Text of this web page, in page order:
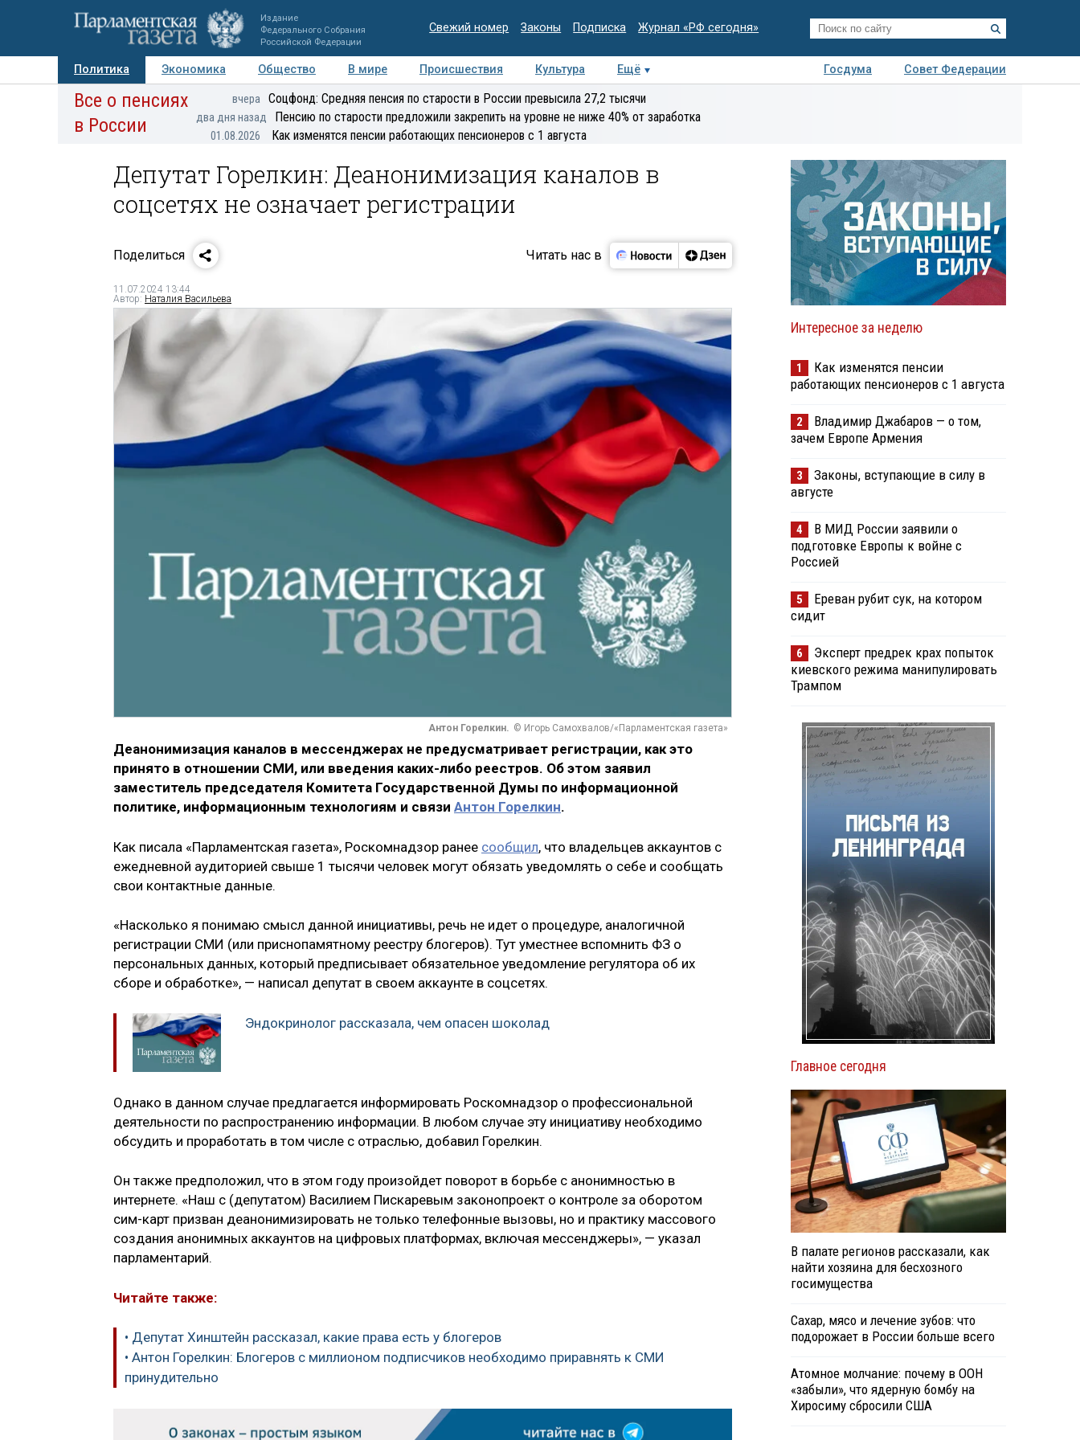
Издание
Федерального Собрания
Российской Федерации
Свежий номер Законы Подписка Журнал «РФ сегодня»
Политика Экономика Общество В мире Происшествия Культура Ещё Госдума
Совет Федерации
Авторы Персоны Мнения Регионы Медиацентр Интервью Колумнисты
экспертиза
Все о пенсиях
в России
вчера Соцфонд: Средняя пенсия по старости в России превысила 27,2 тысячи
два дня назад Пенсию по старости предложили закрепить на уровне не ниже 40% от заработка
01.08.2026 Как изменятся пенсии работающих пенсионеров с 1 августа
Депутат Горелкин: Деанонимизация каналов в
соцсетях не означает регистрации
Поделиться Читать нас в
11.07.2024 13:44
Автор: Наталия Васильева
Антон Горелкин. © Игорь Самохвалов/«Парламентская газета»
Деанонимизация каналов в мессенджерах не предусматривает регистрации, как это
принято в отношении СМИ, или введения каких-либо реестров. Об этом заявил
заместитель председателя Комитета Государственной Думы по информационной
политике, информационным технологиям и связи Антон Горелкин.
Как писала «Парламентская газета», Роскомнадзор ранее сообщил, что владельцев аккаунтов с
ежедневной аудиторией свыше 1 тысячи человек могут обязать уведомлять о себе и сообщать
свои контактные данные.
«Насколько я понимаю смысл данной инициативы, речь не идет о процедуре, аналогичной
регистрации СМИ (или приснопамятному реестру блогеров). Тут уместнее вспомнить ФЗ о
персональных данных, который предписывает обязательное уведомление регулятора об их
сборе и обработке», — написал депутат в своем аккаунте в соцсетях.
Эндокринолог рассказала, чем опасен шоколад
Однако в данном случае предлагается информировать Роскомнадзор о профессиональной
деятельности по распространению информации. В любом случае эту инициативу необходимо
обсудить и проработать в том числе с отраслью, добавил Горелкин.
Он также предположил, что в этом году произойдет поворот в борьбе с анонимностью в
интернете. «Наш с (депутатом) Василием Пискаревым законопроект о контроле за оборотом
сим-карт призван деанонимизировать не только телефонные вызовы, но и практику массового
создания анонимных аккаунтов на цифровых платформах, включая мессенджеры», — указал
парламентарий.
Читайте также:
• Депутат Хинштейн рассказал, какие права есть у блогеров
• Антон Горелкин: Блогеров с миллионом подписчиков необходимо приравнять к СМИ
принудительно
Интересное за неделю
1
Как изменятся пенсии
работающих пенсионеров с 1 августа
2
Владимир Джабаров — о том,
зачем Европе Армения
3
Законы, вступающие в силу в
августе
4
В МИД России заявили о
подготовке Европы к войне с
Россией
5
Ереван рубит сук, на котором
сидит
6
Эксперт предрек крах попыток
киевского режима манипулировать
Трампом
Главное сегодня
В палате регионов рассказали, как
найти хозяина для бесхозного
госимущества
Сахар, мясо и лечение зубов: что
подорожает в России больше всего
Атомное молчание: почему в ООН
«забыли», что ядерную бомбу на
Хиросиму сбросили США